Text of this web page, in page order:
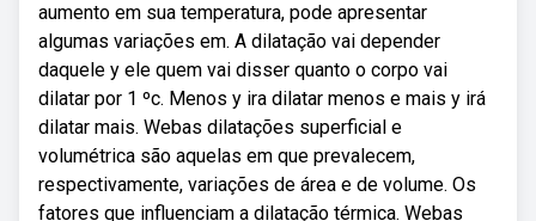
aumento em sua temperatura, pode apresentar
algumas variações em. A dilatação vai depender
daquele y ele quem vai disser quanto o corpo vai
dilatar por 1 ºc. Menos y ira dilatar menos e mais y irá
dilatar mais. Webas dilatações superficial e
volumétrica são aquelas em que prevalecem,
respectivamente, variações de área e de volume. Os
fatores que influenciam a dilatação térmica. Webas